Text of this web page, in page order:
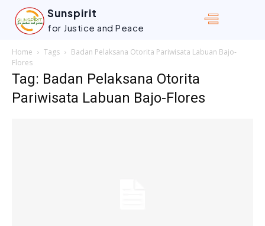
Sunspirit
for Justice and Peace
Home Tags
Badan Pelaksana Otorita Pariwisata Labuan Bajo-
Flores
Tag: Badan Pelaksana Otorita
Pariwisata Labuan Bajo-Flores